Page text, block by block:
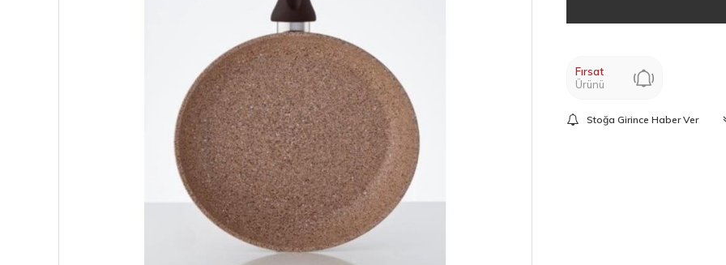
Fırsat
Ürünü
Stoğa Girince Haber Ver